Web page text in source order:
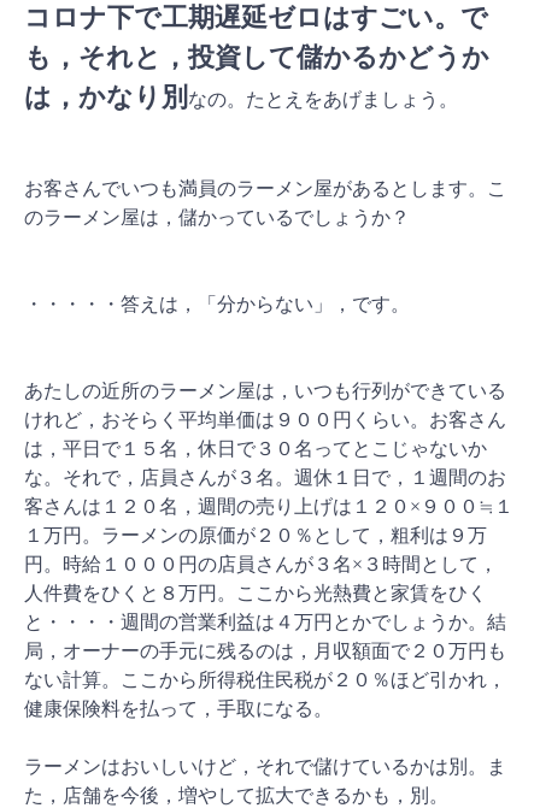
コロナ下で工期遅延ゼロはすごい。で
も，それと，投資して儲かるかどうか
は，かなり別 なの。たとえをあげましょう。
お客さんでいつも満員のラーメン屋があるとします。こ
のラーメン屋は，儲かっているでしょうか？
・・・・・答えは，「分からない」，です。
あたしの近所のラーメン屋は，いつも行列ができている
けれど，おそらく平均単価は９００円くらい。お客さん
は，平日で１５名，休日で３０名ってとこじゃないか
な。それで，店員さんが３名。週休１日で，１週間のお
客さんは１２０名，週間の売り上げは１２０×９００≒１
１万円。ラーメンの原価が２０％として，粗利は９万
円。時給１０００円の店員さんが３名×３時間として，
人件費をひくと８万円。ここから光熱費と家賃をひく
と・・・・週間の営業利益は４万円とかでしょうか。結
局，オーナーの手元に残るのは，月収額面で２０万円も
ない計算。ここから所得税住民税が２０％ほど引かれ，
健康保険料を払って，手取になる。
ラーメンはおいしいけど，それで儲けているかは別。ま
た，店舗を今後，増やして拡大できるかも，別。